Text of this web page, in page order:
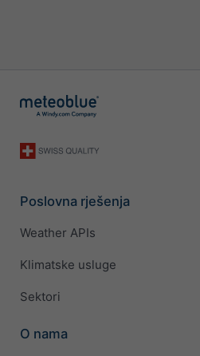
Poslovna rješenja
Weather APIs
Klimatske usluge
Sektori
O nama